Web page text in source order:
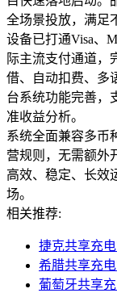
全场景投放，满足
设备已打通Visa、
际主流支付通道，
借、自动扣费、多
台系统功能完善，
准收益分析。
系统全面兼容多币
营规则，无需额外
高效、稳定、长效
场。
相关推荐:
捷克共享充
希腊共享充
葡萄牙共享